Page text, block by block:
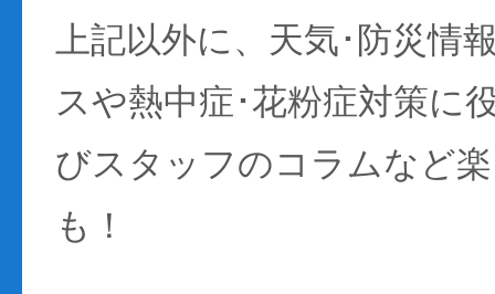
上記以外に、天気･防災情
スや熱中症･花粉症対策に
びスタッフのコラムなど
も！